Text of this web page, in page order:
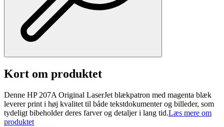
Kort om produktet
Denne HP 207A Original LaserJet blækpatron med magenta blæk
leverer print i høj kvalitet til både tekstdokumenter og billeder, som
tydeligt bibeholder deres farver og detaljer i lang tid.Læs mere om
produktet